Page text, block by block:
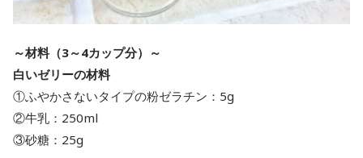
～材料（3～4カップ分）～
白いゼリーの材料
①ふやかさないタイプの粉ゼラチン：5g
②牛乳：250ml
③砂糖：25g